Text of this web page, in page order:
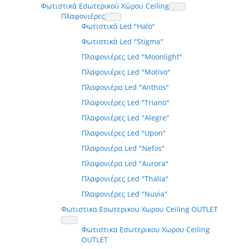
Φωτιστικά Εσωτερικού Χώρου Ceiling
Πλαφονιέρες
Φωτιστικά Led "Halo"
Φωτιστικά Led "Stigma"
Πλαφονιέρες Led "Moonlight"
Πλαφονιέρες Led "Motivo"
Πλαφονιέρα Led "Anthos"
Πλαφονιέρες Led "Triano"
Πλαφονιέρες Led "Alegre"
Πλαφονιέρες Led "Upon"
Πλαφονιέρα Led "Nefos"
Πλαφονιέρα Led "Aurora"
Πλαφονιέρες Led "Thalia"
Πλαφονιέρες Led "Nuvia"
Φωτιστικα Εσωτερικου Χωρου Ceiling OUTLET
Φωτιστικα Εσωτερικου Χωρου Ceiling
OUTLET